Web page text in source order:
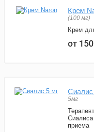
Крем
(100 мг)
Крем
от
Сиалис
5мг
Сиалиса
приема